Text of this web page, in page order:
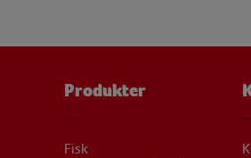
Produkter
Fisk